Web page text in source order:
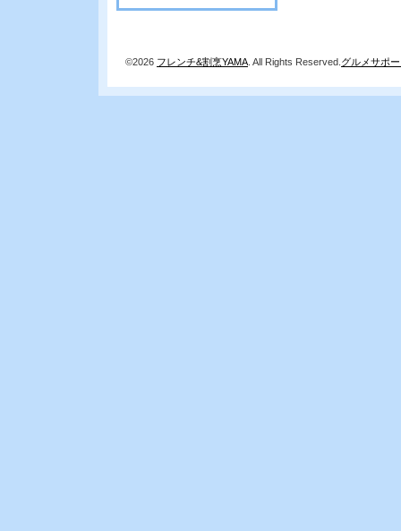
©2026 フレンチ&割烹YAMA . All Rights Reserved. グルメサポ